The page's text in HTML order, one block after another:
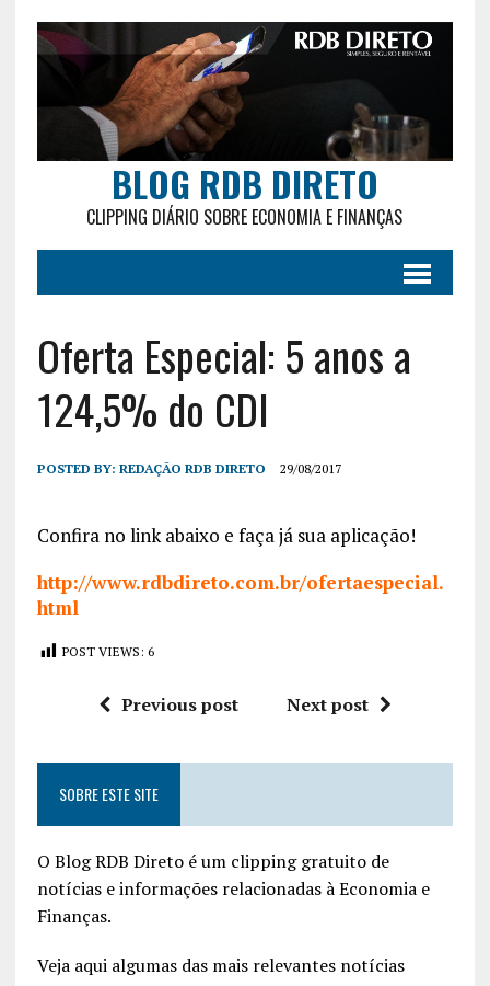
BLOG RDB DIRETO
CLIPPING DIÁRIO SOBRE ECONOMIA E FINANÇAS
Oferta Especial: 5 anos a
124,5% do CDI
POSTED BY: REDAÇÃO RDB DIRETO 29/08/2017
Confira no link abaixo e faça já sua aplicação!
http://www.rdbdireto.com.br/ofertaespecial.
html
POST VIEWS: 6
Previous post Next post
SOBRE ESTE SITE
O Blog RDB Direto é um clipping gratuito de
notícias e informações relacionadas à Economia e
Finanças.
Veja aqui algumas das mais relevantes notícias